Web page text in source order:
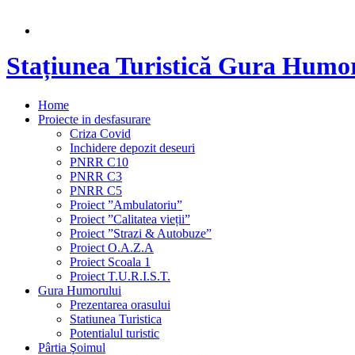
Stațiunea Turistică Gura
Home
Proiecte in desfasurare
Criza Covid
Inchidere depozit deseuri
PNRR C10
PNRR C3
PNRR C5
Proiect ”Ambulatoriu”
Proiect ”Calitatea vieții”
Proiect ”Strazi & Autobuze”
Proiect O.A.Z.A
Proiect Scoala 1
Proiect T.U.R.I.S.T.
Gura Humorului
Prezentarea orasului
Statiunea Turistica
Potentialul turistic
Pârtia Şoimul